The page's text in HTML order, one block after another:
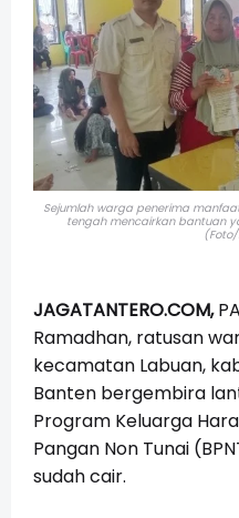
Sejumlah warga penerima
tengah mencairkan bantuan
JAGATANTERO.COM,
Ramadhan, ratusan
kecamatan Labuan,
Banten bergembira
Program Keluarga
Pangan Non Tunai
sudah cair.